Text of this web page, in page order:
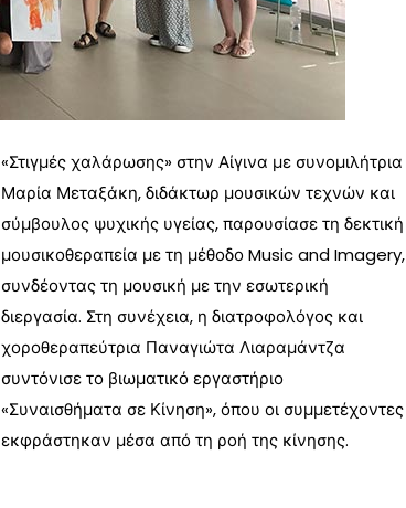
«Στιγμές χαλάρωσης» στην Αίγινα με συνομιλήτρια
Μαρία Μεταξάκη, διδάκτωρ μουσικών τεχνών και
σύμβουλος ψυχικής υγείας, παρουσίασε τη δεκτική
μουσικοθεραπεία με τη μέθοδο Music and Imagery,
συνδέοντας τη μουσική με την εσωτερική
διεργασία. Στη συνέχεια, η διατροφολόγος και
χοροθεραπεύτρια Παναγιώτα Λιαραμάντζα
συντόνισε το βιωματικό εργαστήριο
«Συναισθήματα σε Κίνηση», όπου οι συμμετέχοντες
εκφράστηκαν μέσα από τη ροή της κίνησης.